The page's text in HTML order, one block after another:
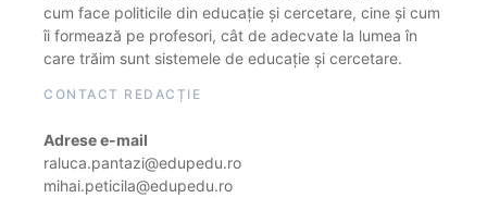
cum face politicile din educație și cercetare, cine și cum
îi formează pe profesori, cât de adecvate la lumea în
care trăim sunt sistemele de educație și cercetare.
CONTACT REDACȚIE
Adrese e-mail
raluca.pantazi@edupedu.ro
mihai.peticila@edupedu.ro